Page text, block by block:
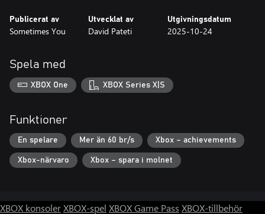
ljudmässiga effekter, vädersystem och en dag-och-natt-cykel
Publicerat av
Sometimes You
Utvecklat av
David Pateti
Utgivningsdatum
2025-10-24
Spela med
XBOX One XBOX Series X|S
Funktioner
En spelare Mer än 60 br/s Xbox – achievements
Xbox-närvaro Xbox – spara i molnet
XBOX konsolerXBOX-spel XBOX Game Pass XBOX-tillbehör